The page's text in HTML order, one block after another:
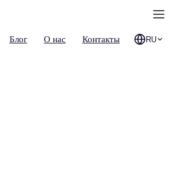
Блог О нас Контакты RU